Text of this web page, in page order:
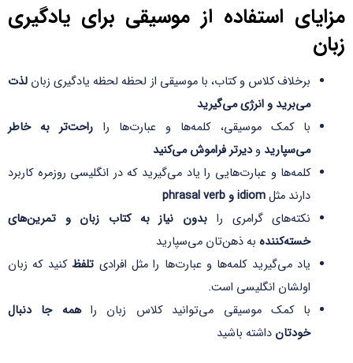
مزایای استفاده از موسیقی برای یادگیری
زبان
برخلاف کلاس و کتاب، با موسیقی از لحظه لحظه یادگیری زبان لذت
می‌برید و انرژی می‌گیرید
با کمک موسیقی، کلمه‌ها و عبارت‌ها را راحت‌تر به خاطر
می‌سپارید و دیرتر فراموش می‌کنید
کلمه‌ها و عبارت‌هایی را یاد می‌گیرید که در انگلیسی روزمره کاربرد
دارند مثلidiom و phrasal verb
نکته‌های گرامری را بدون نیاز به کتاب زبان و تمرین‌های
خسته‌کنندهبه ذهن‌تان می‌سپارید
یاد می‌گیرید کلمه‌ها و عبارت‌ها را مثل افرادی تلفظکنید که زبان
اولشان انگلیسی است.
با کمک موسیقی می‌توانید کلاس زبان راهمه جا دنبال
خودتان داشته باشید